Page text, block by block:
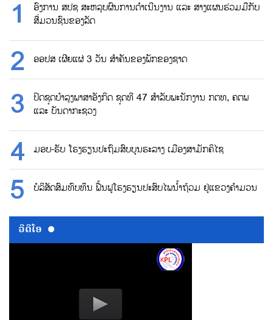
ອົງການ ສປຊ ສະຫລຸບຜົນການດຳເນີນງານ ແລະ ສາງແຜນຮ່ວມມືກັບ
ສື່ມວນຊົນຂອງລັດ
ອອປສ ເຜີຍແຜ່ 3 ວັນ ສຳຄັນຂອງພັກຂອງຊາດ
ປິດຊຸດບຳລຸງພາສາອັງກິດ ຊຸດທີ 47 ສຳລັບພະນັກງານ ກຕທ, ຄຕພ
ແລະ ບັນດາກະຊວງ
ມອບ-ຮັບ ໂຮງຮຽນປະຖົມສົບບູນຮະລາງ ເມືອງສາມັກຄິໄຊ
ບໍລິສັດສົມທົບທຶນ ຟື້ນຟູໂຮງຮຽນປະສົບໄພນ້ຳຖ້ວມ ຢູ່ແຂວງຄຳມວນ
ວີດີໂອ